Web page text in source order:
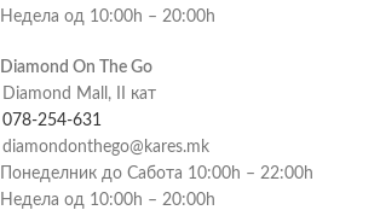
Недела од 10:00h – 20:00h
Diamond On The Go
Diamond Mall, II кат
078-254-631
diamondonthego@kares.mk
Понеделник до Сабота 10:00h – 22:00h
Недела од 10:00h – 20:00h